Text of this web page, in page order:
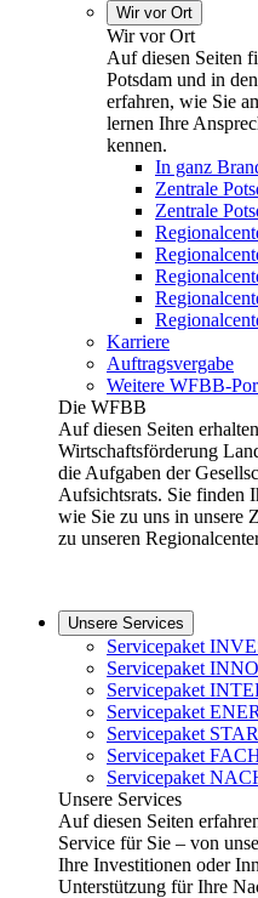
Wir vor Ort
Wir vor Ort
Auf diesen Seiten
Potsdam und in
erfahren, wie Sie
lernen Ihre
kennen.
In ganz
Zentrale
Zentrale
Karriere
Auftragsvergabe
Weitere WFBB-
Die WFBB
Auf diesen Seiten
Wirtschaftsförderung
die Aufgaben der
Aufsichtsrats. Sie finden
wie Sie zu uns in unsere
zu unseren
Unsere Services
Servicepaket
Servicepaket
Servicepaket
Servicepaket
Servicepaket
Servicepaket
Servicepaket
Unsere Services
Auf diesen Seiten
Service für Sie – von
Ihre Investitionen oder
Unterstützung für Ihre